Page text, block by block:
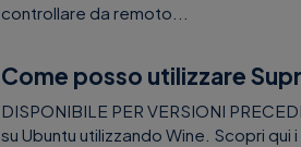
controllare da remoto...
Come posso utilizzare
DISPONIBILE PER VERSIONI
su Ubuntu utilizzando Wine. Scopri